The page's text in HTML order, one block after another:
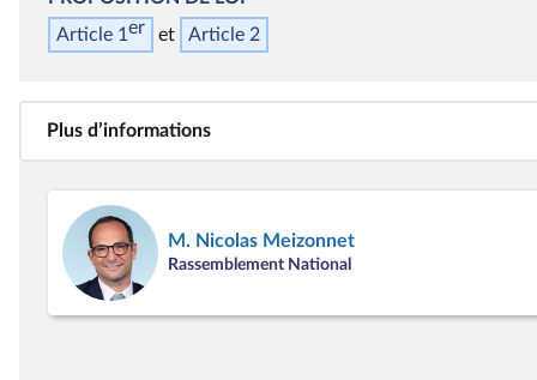
Article 1er Article 2
Plus d’informations
M. Nicolas Meizonnet
Rassemblement National